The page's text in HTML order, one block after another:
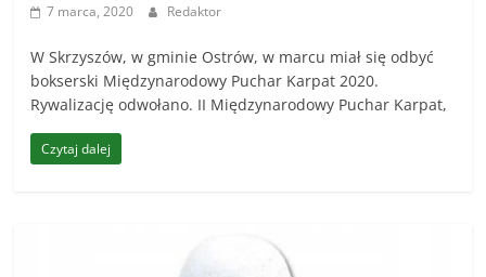
7 marca, 2020 Redaktor
W Skrzyszów, w gminie Ostrów, w marcu miał się odbyć
bokserski Międzynarodowy Puchar Karpat 2020.
Rywalizację odwołano. II Międzynarodowy Puchar Karpat,
Czytaj dalej